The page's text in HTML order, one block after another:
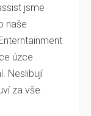
jsme
naše
úzce
Neslibují
za vše.